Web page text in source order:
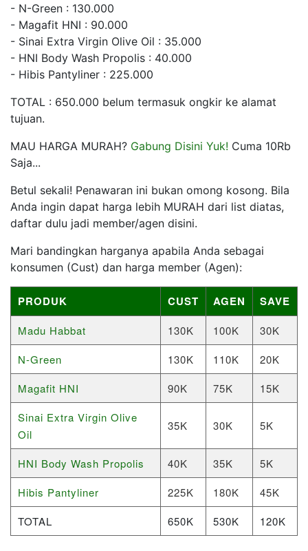
- N-Green : 130.000
- Magafit HNI : 90.000
- Sinai Extra Virgin Olive Oil : 35.000
- HNI Body Wash Propolis : 40.000
- Hibis Pantyliner : 225.000
TOTAL : 650.000 belum termasuk ongkir ke alamat
tujuan.
MAU HARGA MURAH? Gabung Disini Yuk! Cuma 10Rb
Saja...
Betul sekali! Penawaran ini bukan omong kosong. Bila
Anda ingin dapat harga lebih MURAH dari list diatas,
daftar dulu jadi member/agen disini.
Mari bandingkan harganya apabila Anda sebagai
konsumen (Cust) dan harga member (Agen):
PRODUK CUST AGEN SAVE
Madu Habbat 130K 100K
30K
N-Green
130K 110K
20K
Magafit HNI
90K 75K
15K
Sinai Extra Virgin Olive
Oil
35K 30K 5K
HNI Body Wash Propolis 40K 35K
5K
Hibis Pantyliner
225K 180K
45K
TOTAL
650K 530K 120K